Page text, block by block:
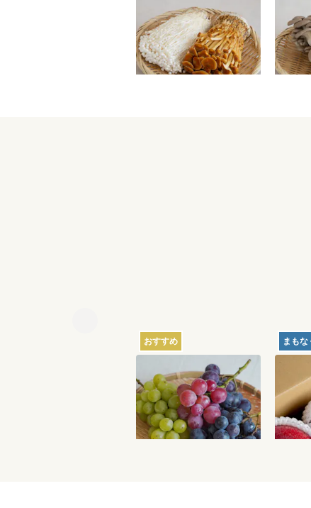
えのき2種セット
450円
ひら
おすすめ
【産地直送】葡萄畑ふく
じろうのふぞろい濃厚ぶ
どう 1.6kg
送料込 6,750円
まもな
【産
ンゴ